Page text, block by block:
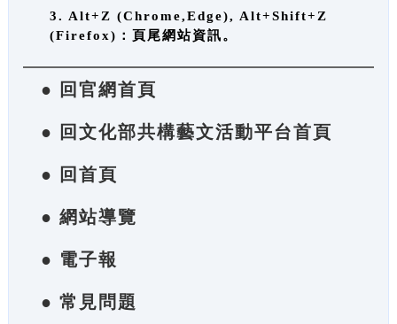
3. Alt+Z (Chrome,Edge), Alt+Shift+Z
(Firefox)：頁尾網站資訊。
● 回官網首頁
● 回文化部共構藝文活動平台首頁
● 回首頁
● 網站導覽
● 電子報
● 常見問題